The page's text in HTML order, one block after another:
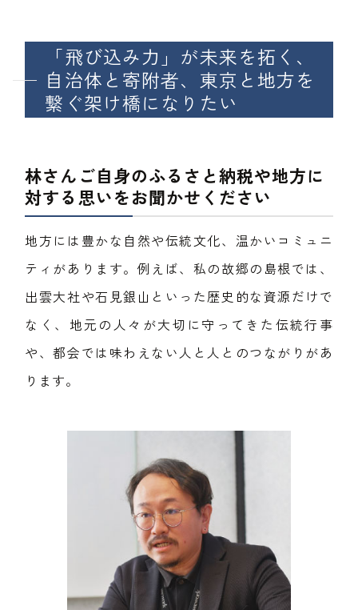
「飛び込み力」が未来を拓く、
自治体と寄附者、東京と地方を
繋ぐ架け橋になりたい
林さんご自身のふるさと納税や地方に
対する思いをお聞かせください
地方には豊かな自然や伝統文化、温かいコミュニ
ティがあります。例えば、私の故郷の島根では、
出雲大社や石見銀山といった歴史的な資源だけで
なく、地元の人々が大切に守ってきた伝統行事
や、都会では味わえない人と人とのつながりがあ
ります。